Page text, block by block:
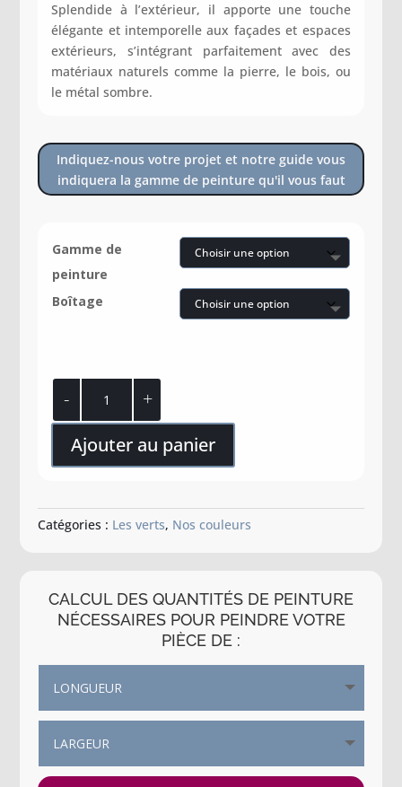
Splendide à l’extérieur, il apporte une touche
élégante et intemporelle aux façades et espaces
extérieurs, s’intégrant parfaitement avec des
matériaux naturels comme la pierre, le bois, ou
le métal sombre.
Indiquez-nous votre projet et notre guide vous
indiquera la gamme de peinture qu'il vous faut
Gamme de
peinture
Boîtage
Nuit
verte
Ajouter au panier
Catégories : Les verts, Nos couleurs
CALCUL DES QUANTITÉS DE PEINTURE
NÉCESSAIRES POUR PEINDRE VOTRE
PIÈCE DE :